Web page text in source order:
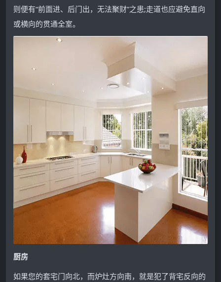
则便有“前面进、后门出，无法聚财”之患;走道也应避免直向
或横向的贯通全室。
厨房
如果您的套宅门向北，而炉灶方向南，就是犯了背宅反向的